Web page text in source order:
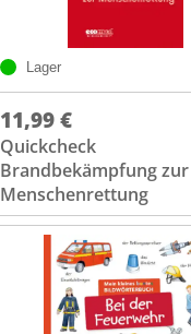
Lager
11,99 €
Quickcheck
Brandbekämpfung zur
Menschenrettung